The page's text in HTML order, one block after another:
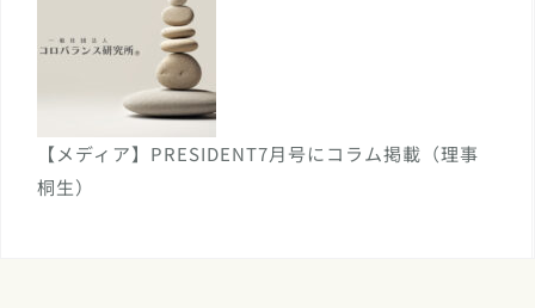
【メディア】PRESIDENT7月号にコラム掲載（理事
桐生）